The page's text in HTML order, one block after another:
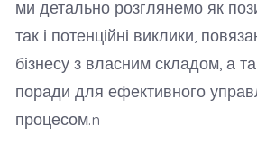
ми детально розглянемо як
так і потенційні виклики,
бізнесу з власним складом, а
поради для ефективного
процесом.n